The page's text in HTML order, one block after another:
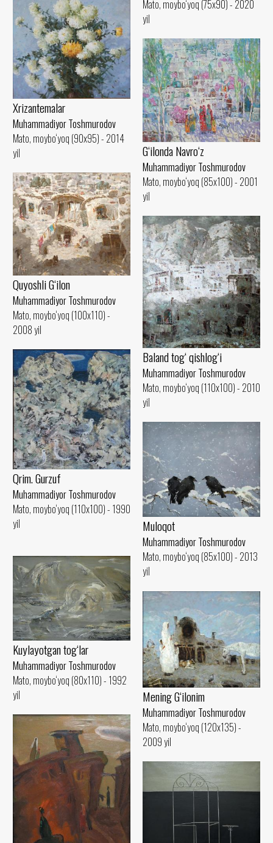
Mato, moybo‘yoq (75x90) - 2020
yil
Xrizantemalar
Muhammadiyor Toshmurodov
Mato, moybo‘yoq (90x95) - 2014
yil
G‘ilonda Navro‘z
Muhammadiyor Toshmurodov
Mato, moybo‘yoq (85x100) - 2001
yil
Quyoshli G‘ilon
Muhammadiyor Toshmurodov
Mato, moybo‘yoq (100x110) -
2008 yil
Baland tog‘ qishlog‘i
Muhammadiyor Toshmurodov
Mato, moybo‘yoq (110x100) - 2010
yil
Qrim. Gurzuf
Muhammadiyor Toshmurodov
Mato, moybo‘yoq (110x100) - 1990
yil
Muloqot
Muhammadiyor Toshmurodov
Mato, moybo‘yoq (85x100) - 2013
yil
Kuylayotgan tog‘lar
Muhammadiyor Toshmurodov
Mato, moybo‘yoq (80x110) - 1992
yil
Mening G‘ilonim
Muhammadiyor Toshmurodov
Mato, moybo‘yoq (120x135) -
2009 yil